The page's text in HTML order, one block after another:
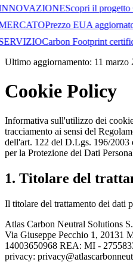
Scopri il progetto
Prezzo EUA
Carbon Footprint
Ultimo aggiornamento: 11 marzo
Cookie Policy
Informativa sull'utilizzo dei
tracciamento ai sensi del
dell'art. 122 del D.Lgs. 196/2003
per la Protezione dei Dati
1. Titolare del
Il titolare del trattamento dei dati
Atlas Carbon Neutral Solutions
Via Giuseppe Pecchio 1, 20131
14003650968 REA: MI -
privacy: